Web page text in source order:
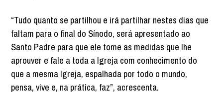
“Tudo quanto se partilhou e irá partilhar nestes dias que
faltam para o final do Sínodo, será apresentado ao
Santo Padre para que ele tome as medidas que lhe
aprouver e fale a toda a Igreja com conhecimento do
que a mesma Igreja, espalhada por todo o mundo,
pensa, vive e, na prática, faz”, acrescenta.